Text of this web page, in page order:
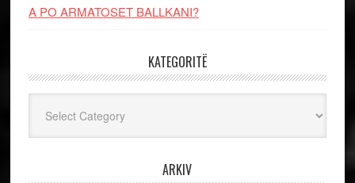
A PO ARMATOSET BALLKANI?
KATEGORITË
ARKIV